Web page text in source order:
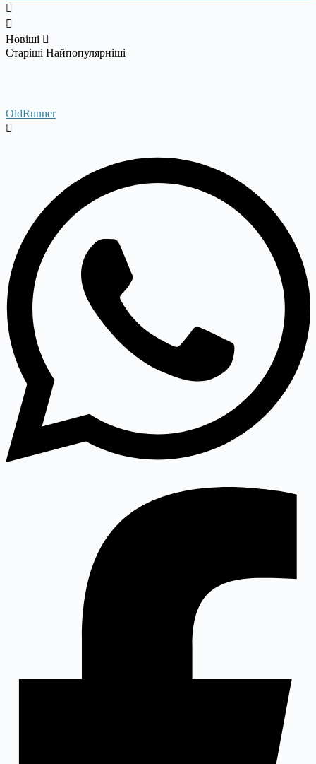
Новіші
Старіші Найпопулярніші
OldRunner